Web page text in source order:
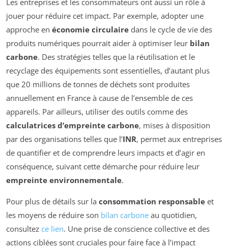
Les entreprises et les consommateurs ont aussi un rôle à
jouer pour réduire cet impact. Par exemple, adopter une
approche en économie circulaire dans le cycle de vie des
produits numériques pourrait aider à optimiser leur bilan
carbone. Des stratégies telles que la réutilisation et le
recyclage des équipements sont essentielles, d’autant plus
que 20 millions de tonnes de déchets sont produites
annuellement en France à cause de l’ensemble de ces
appareils. Par ailleurs, utiliser des outils comme des
calculatrices d’empreinte carbone, mises à disposition
par des organisations telles que l’INR, permet aux entreprises
de quantifier et de comprendre leurs impacts et d’agir en
conséquence, suivant cette démarche pour réduire leur
empreinte environnementale.
Pour plus de détails sur la consommation responsable et
les moyens de réduire son bilan carbone au quotidien,
consultez ce lien. Une prise de conscience collective et des
actions ciblées sont cruciales pour faire face à l’impact